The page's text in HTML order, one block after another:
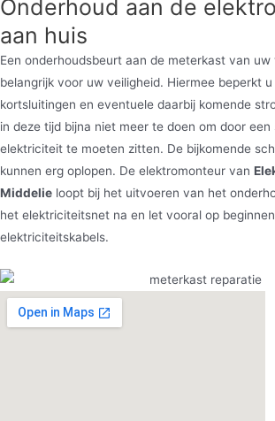
Onderhoud aan de
aan huis
Een onderhoudsbeurt aan de meterkast van uw
belangrijk voor uw veiligheid. Hiermee beperkt
kortsluitingen en eventuele daarbij komende
in deze tijd bijna niet meer te doen om door
elektriciteit te moeten zitten. De bijkomende
kunnen erg oplopen. De elektromonteur van
Middelie loopt bij het uitvoeren van het
het elektriciteitsnet na en let vooral op
elektriciteitskabels.